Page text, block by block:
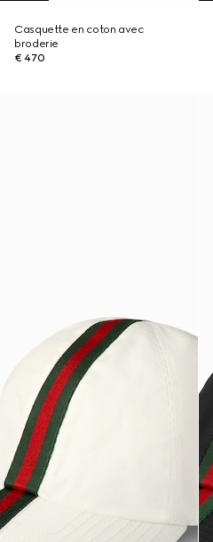
Casquette en coton avec
broderie
€ 470